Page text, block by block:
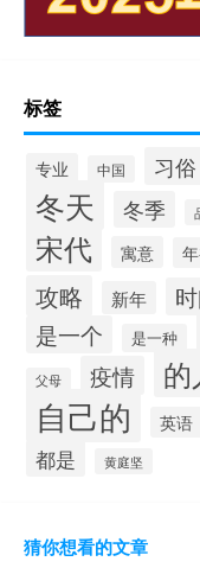
标签
专业 中国 习俗
冬天 冬季
宋代 寓意
攻略 新年
是一个 是一种
父母 疫情 的
自己的 英语
都是 黄庭坚
猜你想看的文章